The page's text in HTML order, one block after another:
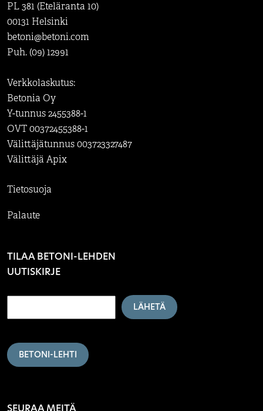
PL 381 (Eteläranta 10)
00131 Helsinki
betoni@betoni.com
Puh. (09) 12991
Verkkolaskutus:
Betonia Oy
Y-tunnus 2455388-1
OVT 00372455388-1
Välittäjätunnus 003723327487
Välittäjä Apix
Tietosuoja
Palaute
TILAA BETONI-LEHDEN
UUTISKIRJE
LÄHETÄ
BETONI-LEHTI